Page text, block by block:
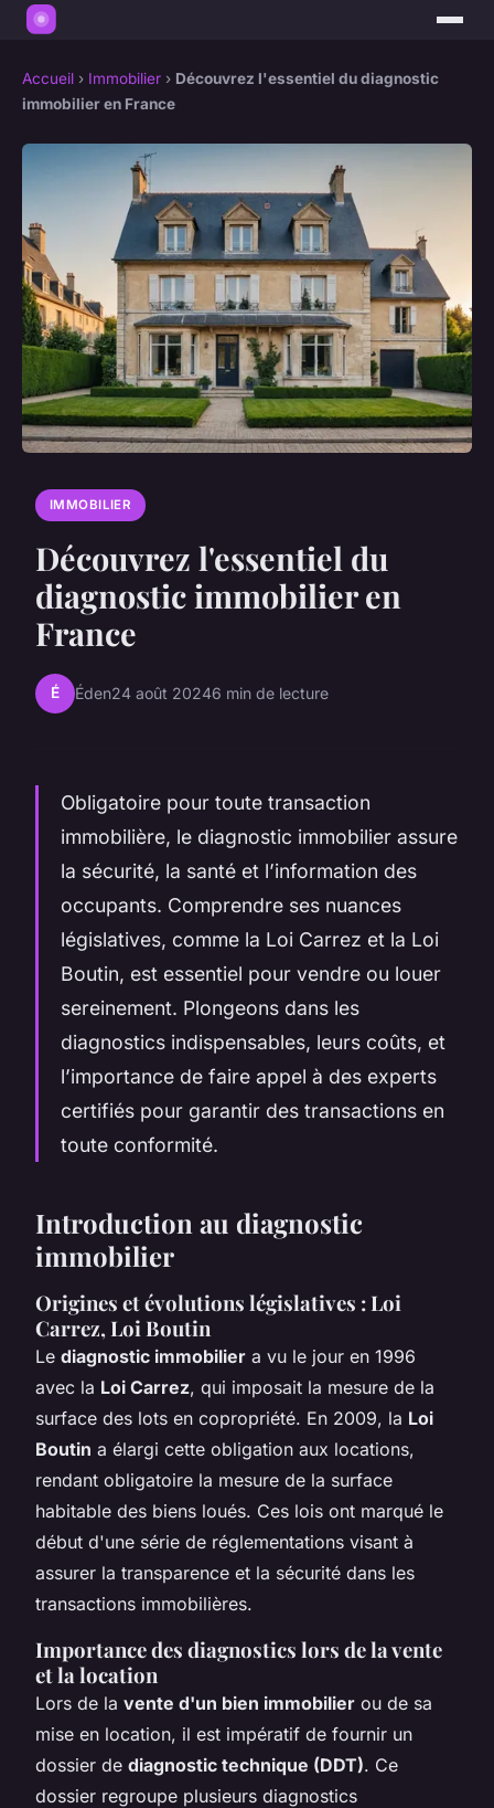
Accueil › Immobilier › Découvrez l'essentiel du diagnostic
immobilier en France
IMMOBILIER
Découvrez l'essentiel du
diagnostic immobilier en
France
É Éden24 août 20246 min de lecture
Obligatoire pour toute transaction
immobilière, le diagnostic immobilier assure
la sécurité, la santé et l’information des
occupants. Comprendre ses nuances
législatives, comme la Loi Carrez et la Loi
Boutin, est essentiel pour vendre ou louer
sereinement. Plongeons dans les
diagnostics indispensables, leurs coûts, et
l’importance de faire appel à des experts
certifiés pour garantir des transactions en
toute conformité.
Introduction au diagnostic
immobilier
Origines et évolutions législatives : Loi
Carrez, Loi Boutin
Le diagnostic immobilier a vu le jour en 1996
avec la Loi Carrez, qui imposait la mesure de la
surface des lots en copropriété. En 2009, la Loi
Boutin a élargi cette obligation aux locations,
rendant obligatoire la mesure de la surface
habitable des biens loués. Ces lois ont marqué le
début d'une série de réglementations visant à
assurer la transparence et la sécurité dans les
transactions immobilières.
Importance des diagnostics lors de la vente
et la location
Lors de la vente d'un bien immobilier ou de sa
mise en location, il est impératif de fournir un
dossier de diagnostic technique (DDT). Ce
dossier regroupe plusieurs diagnostics